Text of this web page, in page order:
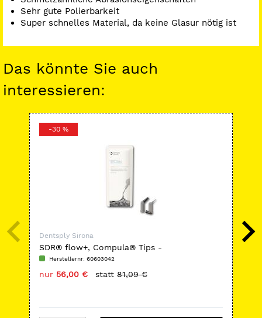
Sehr gute Polierbarkeit
Super schnelles Material, da keine Glasur nötig ist
Das könnte Sie auch
interessieren:
-30 %
Dentsply Sirona
SDR® flow+, Compula® Tips -
Nachfüllpackung
Herstellernr: 60603042
nur 56,00 € statt 81,09 €